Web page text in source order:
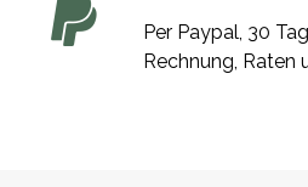
Per Paypal, 30
Rechnung, Raten